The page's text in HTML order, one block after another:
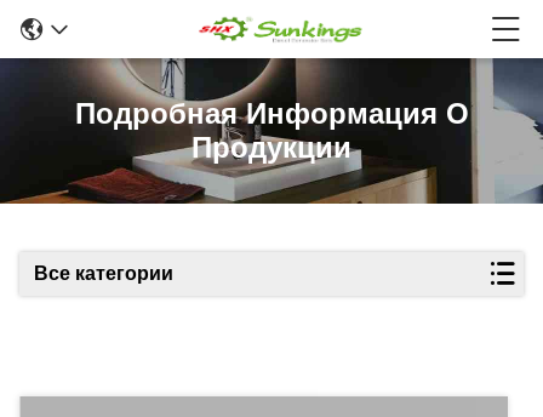
Подробная Информация О
Продукции
Все категории